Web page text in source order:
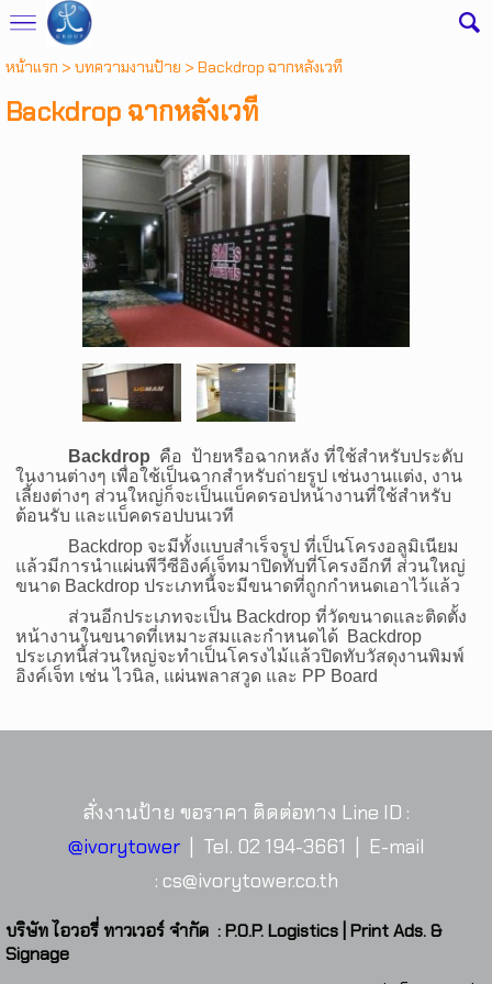
หน้าแรก > บทความงานป้าย > Backdrop ฉากหลังเวที
Backdrop ฉากหลังเวที
Backdrop คือ ป้ายหรือฉากหลัง ที่ใช้สำหรับประดับ
ในงานต่างๆ เพื่อใช้เป็นฉากสำหรับถ่ายรูป เช่นงานแต่ง, งาน
เลี้ยงต่างๆ ส่วนใหญ่ก็จะเป็นแบ็คดรอปหน้างานที่ใช้สำหรับ
ต้อนรับ และแบ็คดรอปบนเวที
Backdrop จะมีทั้งแบบสำเร็จรูป ที่เป็นโครงอลูมิเนียม
แล้วมีการนำแผ่นพีวีซีอิงค์เจ็ทมาปิดทับที่โครงอีกที ส่วนใหญ่
ขนาด Backdrop ประเภทนี้จะมีขนาดที่ถูกกำหนดเอาไว้แล้ว
ส่วนอีกประเภทจะเป็น Backdrop ที่วัดขนาดและติดตั้ง
หน้างานในขนาดที่เหมาะสมและกำหนดได้ Backdrop
ประเภทนี้ส่วนใหญ่จะทำเป็นโครงไม้แล้วปิดทับวัสดุงานพิมพ์
อิงค์เจ็ท เช่น ไวนิล, แผ่นพลาสวูด และ PP Board
สั่งงานป้าย ขอราคา ติดต่อทาง Line ID :
@ivorytower
| Tel. 02 194-3661 | E-mail
: cs@ivorytower.co.th
บริษัท ไอวอรี่ ทาวเวอร์ จำกัด : P.O.P. Logistics | Print Ads. &
Signage